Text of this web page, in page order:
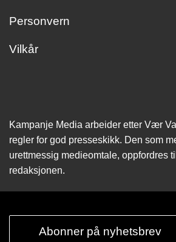
Personvern
Vilkår
Kampanje Media arbeider etter Vær
regler for god presseskikk. Den som
urettmessig medie­omtale, oppfordres
redaksjonen.
Abonner på nyhetsbrev